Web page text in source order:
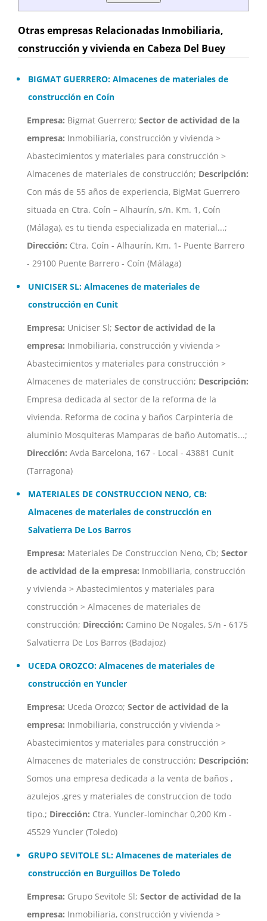
Otras empresas Relacionadas Inmobiliaria,
construcción y vivienda en Cabeza Del Buey
BIGMAT GUERRERO: Almacenes de materiales de
construcción en Coín
Empresa: Bigmat Guerrero; Sector de actividad de la
empresa: Inmobiliaria, construcción y vivienda >
Abastecimientos y materiales para construcción >
Almacenes de materiales de construcción; Descripción:
Con más de 55 años de experiencia, BigMat Guerrero
situada en Ctra. Coín – Alhaurín, s/n. Km. 1, Coín
(Málaga), es tu tienda especializada en material...;
Dirección: Ctra. Coín - Alhaurín, Km. 1- Puente Barrero
- 29100 Puente Barrero - Coín (Málaga)
UNICISER SL: Almacenes de materiales de
construcción en Cunit
Empresa: Uniciser Sl; Sector de actividad de la
empresa: Inmobiliaria, construcción y vivienda >
Abastecimientos y materiales para construcción >
Almacenes de materiales de construcción; Descripción:
Empresa dedicada al sector de la reforma de la
vivienda. Reforma de cocina y baños Carpintería de
aluminio Mosquiteras Mamparas de baño Automatis...;
Dirección: Avda Barcelona, 167 - Local - 43881 Cunit
(Tarragona)
MATERIALES DE CONSTRUCCION NENO, CB:
Almacenes de materiales de construcción en
Salvatierra De Los Barros
Empresa: Materiales De Construccion Neno, Cb; Sector
de actividad de la empresa: Inmobiliaria, construcción
y vivienda > Abastecimientos y materiales para
construcción > Almacenes de materiales de
construcción; Dirección: Camino De Nogales, S/n - 6175
Salvatierra De Los Barros (Badajoz)
UCEDA OROZCO: Almacenes de materiales de
construcción en Yuncler
Empresa: Uceda Orozco; Sector de actividad de la
empresa: Inmobiliaria, construcción y vivienda >
Abastecimientos y materiales para construcción >
Almacenes de materiales de construcción; Descripción:
Somos una empresa dedicada a la venta de baños ,
azulejos ,gres y materiales de construccion de todo
tipo.; Dirección: Ctra. Yuncler-lominchar 0,200 Km -
45529 Yuncler (Toledo)
GRUPO SEVITOLE SL: Almacenes de materiales de
construcción en Burguillos De Toledo
Empresa: Grupo Sevitole Sl; Sector de actividad de la
empresa: Inmobiliaria, construcción y vivienda >